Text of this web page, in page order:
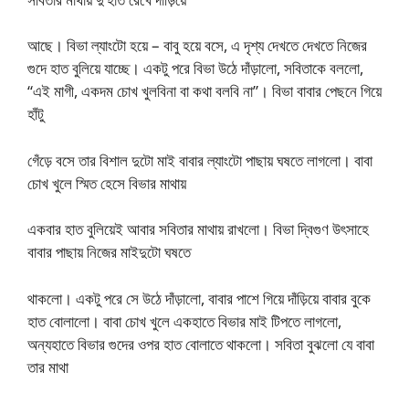
আছে। বিভা ল্যাংটো হয়ে – বাবু হয়ে বসে, এ দৃশ্য দেখতে দেখতে নিজের
গুদে হাত বুলিয়ে যাচ্ছে। একটু পরে বিভা উঠে দাঁড়ালো, সবিতাকে বললো,
“এই মাগী, একদম চোখ খুলবিনা বা কথা বলবি না”। বিভা বাবার পেছনে গিয়ে
হাঁটু
গেঁড়ে বসে তার বিশাল দুটো মাই বাবার ল্যাংটো পাছায় ঘষতে লাগলো। বাবা
চোখ খুলে স্মিত হেসে বিভার মাথায়
একবার হাত বুলিয়েই আবার সবিতার মাথায় রাখলো। বিভা দ্বিগুণ উৎসাহে
বাবার পাছায় নিজের মাইদুটো ঘষতে
থাকলো। একটু পরে সে উঠে দাঁড়ালো, বাবার পাশে গিয়ে দাঁড়িয়ে বাবার বুকে
হাত বোলালো। বাবা চোখ খুলে একহাতে বিভার মাই টিপতে লাগলো,
অন্যহাতে বিভার গুদের ওপর হাত বোলাতে থাকলো। সবিতা বুঝলো যে বাবা
তার মাথা